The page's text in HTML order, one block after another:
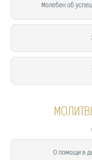
Молебен об
О помощи в